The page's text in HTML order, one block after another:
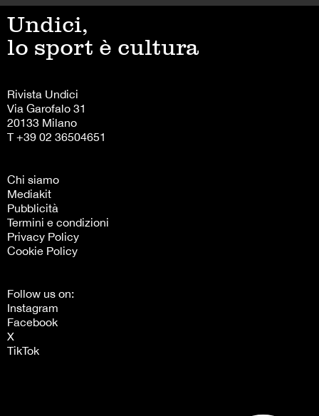
Undici,
lo sport è cultura
Rivista Undici
Via Garofalo 31
20133 Milano
T +39 02 36504651
Chi siamo
Mediakit
Pubblicità
Termini e condizioni
Privacy Policy
Cookie Policy
Follow us on:
Instagram
Facebook
X
TikTok